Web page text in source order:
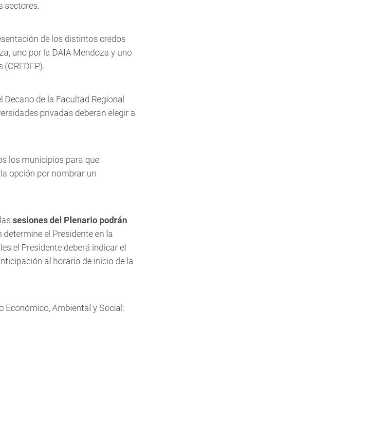
sectores.
de los distintos credos
uno por la DAIA Mendoza y uno
de la Facultad Regional
privadas deberán elegir a
los municipios para que
opción por nombrar un
sesiones del Plenario podrán
determine el Presidente en la
el Presidente deberá indicar el
al horario de inicio de la
Económico, Ambiental y Social: